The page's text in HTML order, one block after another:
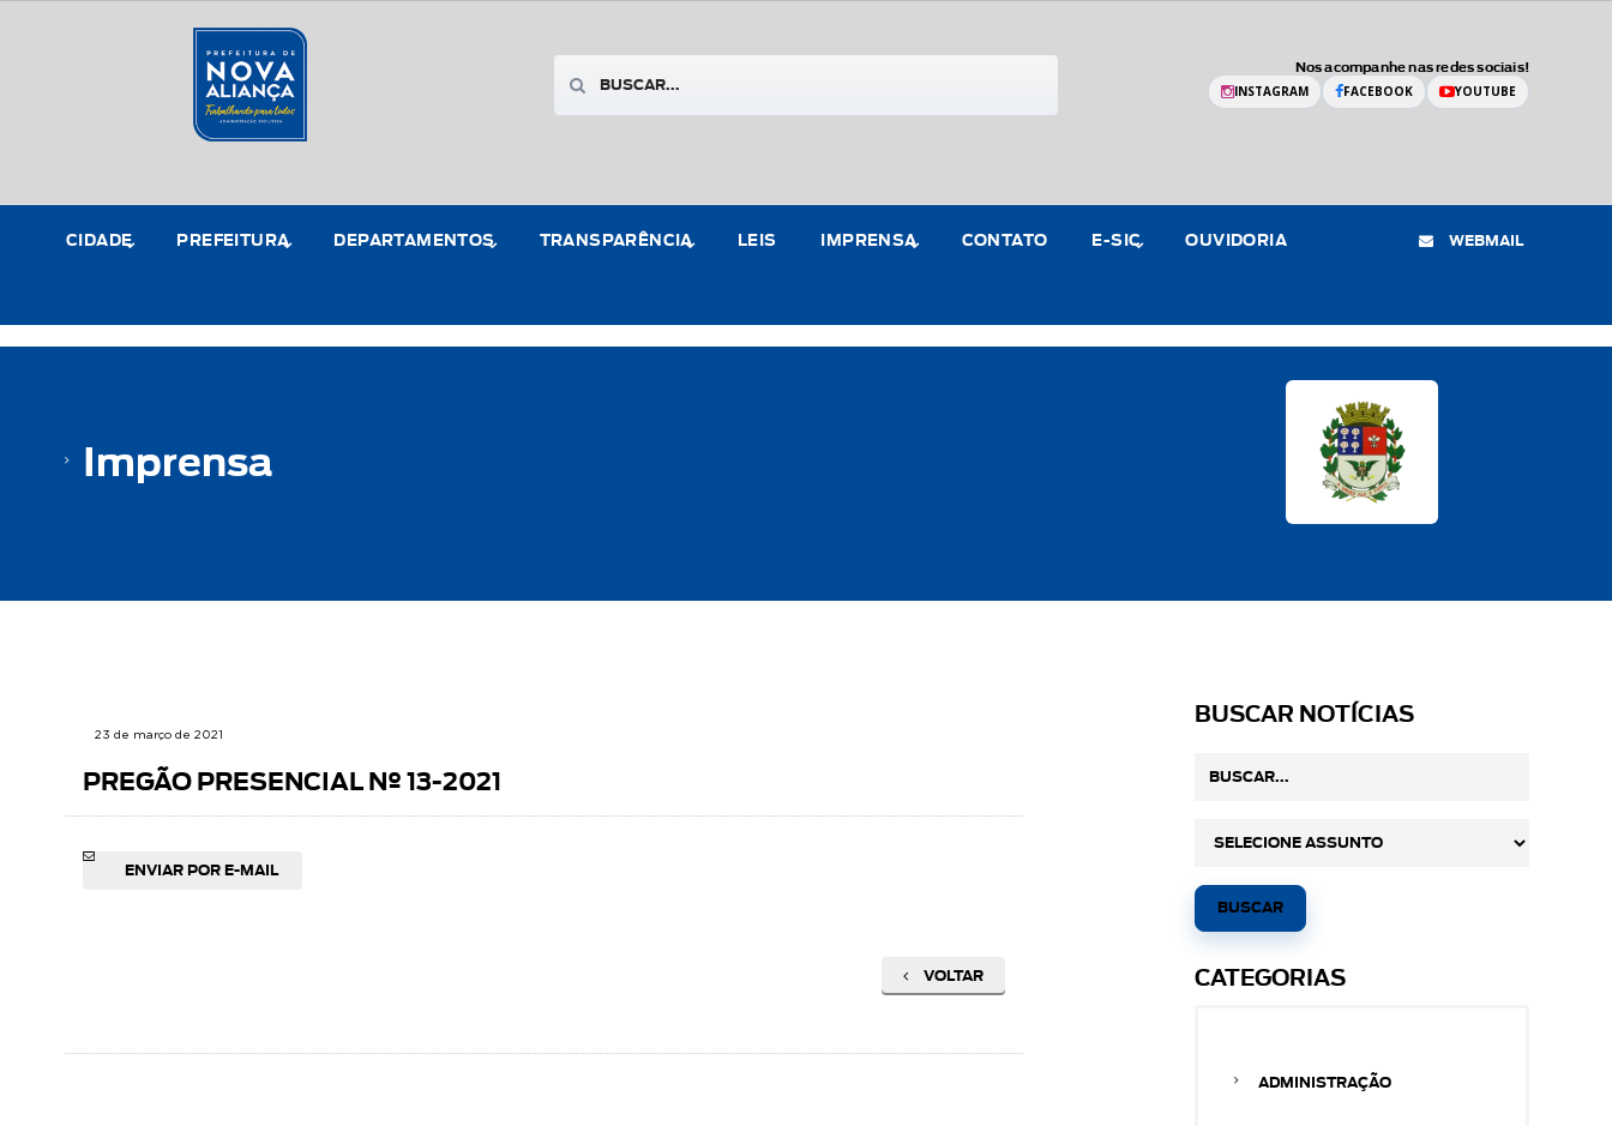
Nos acompanhe nas redes sociais!
INSTAGRAM FACEBOOK YOUTUBE
CIDADE PREFEITURA DEPARTAMENTOS TRANSPARÊNCIA LEIS IMPRENSA CONTATO E-SIC OUVIDORIA WEBMAIL
Imprensa
23 de março de 2021
PREGÃO PRESENCIAL Nº 13-2021
ENVIAR POR E-MAIL
VOLTAR
BUSCAR NOTÍCIAS
CATEGORIAS
ADMINISTRAÇÃO